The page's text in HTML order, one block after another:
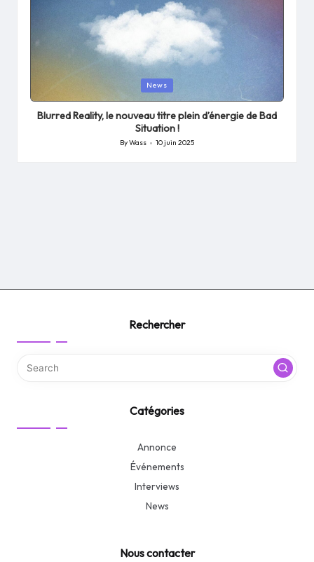
in
News
Blurred Reality, le nouveau titre plein d’énergie de Bad
Situation !
Posted
ByWass 10 juin 2025
Rechercher
Catégories
Annonce
Événements
Interviews
News
Nous contacter